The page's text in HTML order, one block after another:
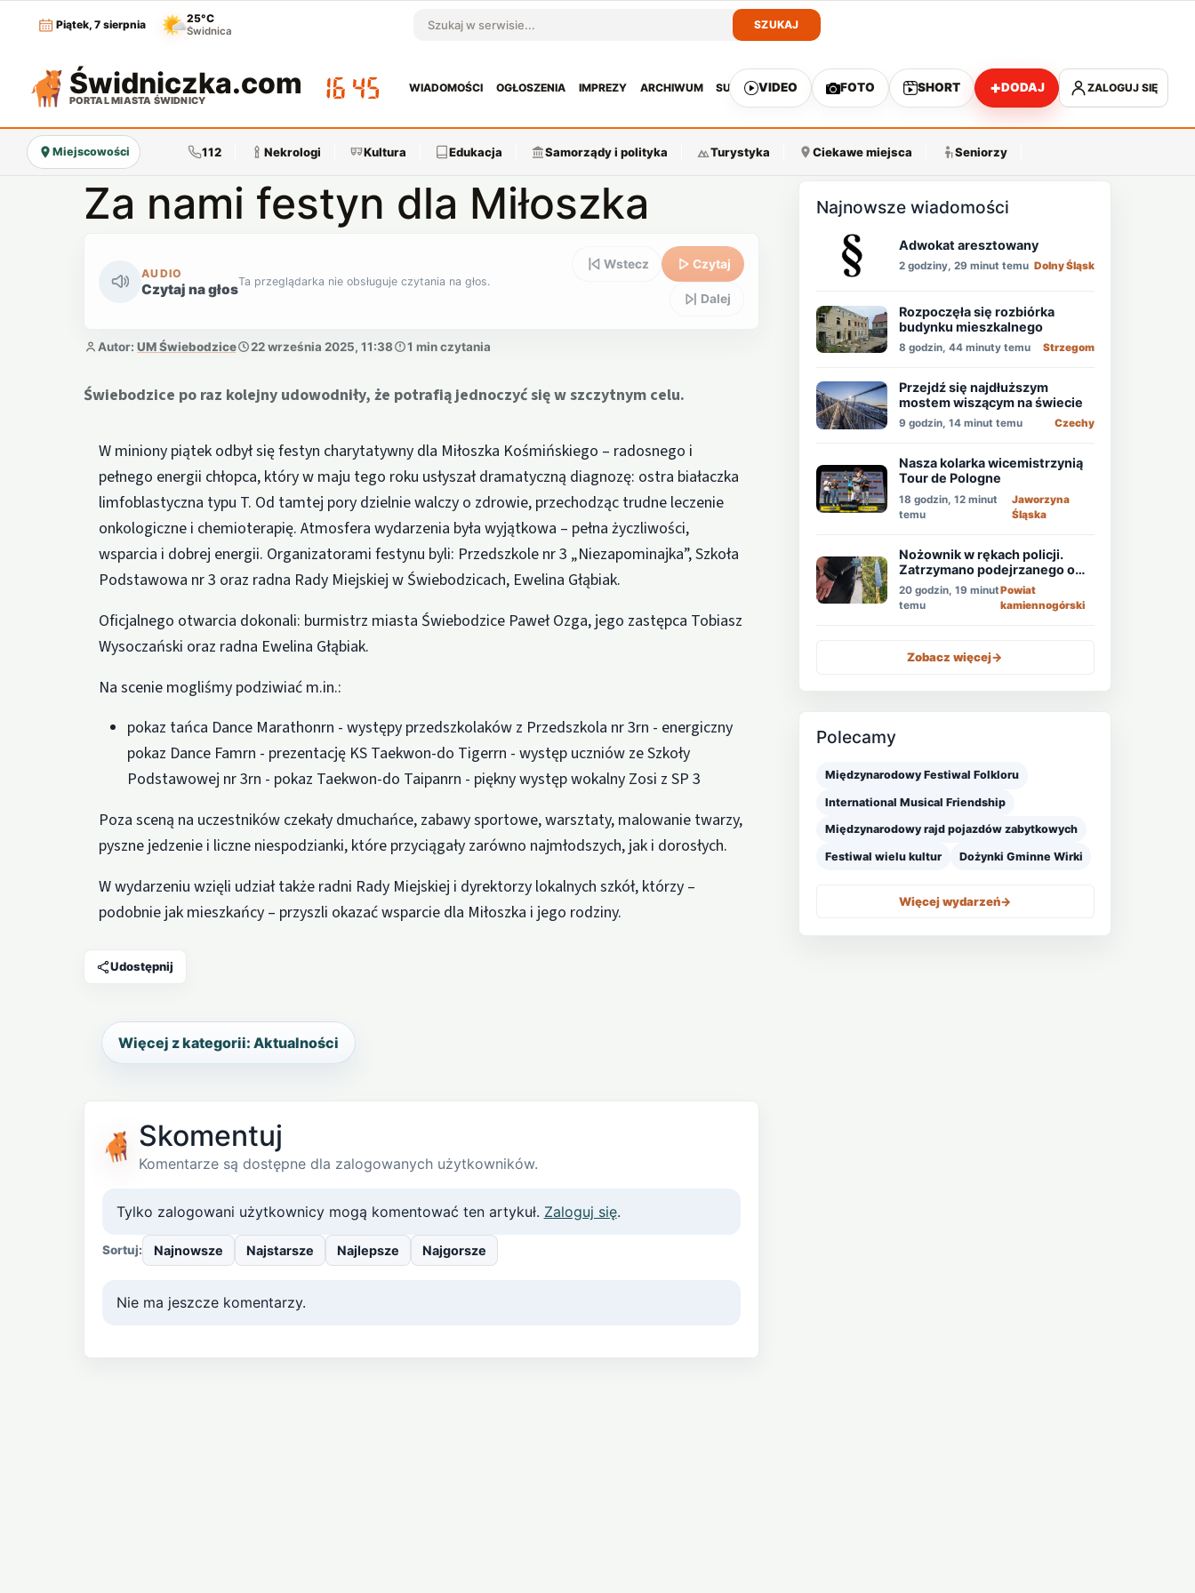
Piątek, 7 sierpnia
25°C
Świdnica Szukaj w serwisie
SZUKAJ
Świdniczka.com
PORTAL MIASTA ŚWIDNICY 16:45
WIADOMOŚCI OGŁOSZENIA IMPREZY ARCHIWUM SUBSKRYPCJA
VIDEO FOTO SHORT +DODAJ ZALOGUJ SIĘ
Miejscowości 112 Nekrologi Kultura Edukacja Samorządy i polityka Turystyka Ciekawe miejsca Seniorzy
Za nami festyn dla Miłoszka
AUDIO
Czytaj na głosTa przeglądarka nie obsługuje czytania na głos.
Wstecz Czytaj
Dalej
Autor: UM Świebodzice 22 września 2025, 11:38 1 min czytania
Świebodzice po raz kolejny udowodniły, że potrafią jednoczyć się w szczytnym celu.
W miniony piątek odbył się festyn charytatywny dla Miłoszka Kośmińskiego – radosnego i
pełnego energii chłopca, który w maju tego roku usłyszał dramatyczną diagnozę: ostra białaczka
limfoblastyczna typu T. Od tamtej pory dzielnie walczy o zdrowie, przechodząc trudne leczenie
onkologiczne i chemioterapię. Atmosfera wydarzenia była wyjątkowa – pełna życzliwości,
wsparcia i dobrej energii. Organizatorami festynu byli: Przedszkole nr 3 „Niezapominajka”, Szkoła
Podstawowa nr 3 oraz radna Rady Miejskiej w Świebodzicach, Ewelina Głąbiak.
Oficjalnego otwarcia dokonali: burmistrz miasta Świebodzice Paweł Ozga, jego zastępca Tobiasz
Wysoczański oraz radna Ewelina Głąbiak.
Na scenie mogliśmy podziwiać m.in.:
pokaz tańca Dance Marathonrn - występy przedszkolaków z Przedszkola nr 3rn - energiczny
pokaz Dance Famrn - prezentację KS Taekwon-do Tigerrn - występ uczniów ze Szkoły
Podstawowej nr 3rn - pokaz Taekwon-do Taipanrn - piękny występ wokalny Zosi z SP 3
Poza sceną na uczestników czekały dmuchańce, zabawy sportowe, warsztaty, malowanie twarzy,
pyszne jedzenie i liczne niespodzianki, które przyciągały zarówno najmłodszych, jak i dorosłych.
W wydarzeniu wzięli udział także radni Rady Miejskiej i dyrektorzy lokalnych szkół, którzy –
podobnie jak mieszkańcy – przyszli okazać wsparcie dla Miłoszka i jego rodziny.
Udostępnij
Więcej z kategorii: Aktualności
Skomentuj
Komentarze są dostępne dla zalogowanych użytkowników.
Tylko zalogowani użytkownicy mogą komentować ten artykuł. Zaloguj się.
Sortuj: Najnowsze Najstarsze Najlepsze Najgorsze
Nie ma jeszcze komentarzy.
Najnowsze wiadomości
Adwokat aresztowany
2 godziny, 29 minut temu Dolny Śląsk
Rozpoczęła się rozbiórka
budynku mieszkalnego
8 godzin, 44 minuty temu Strzegom
Przejdź się najdłuższym
mostem wiszącym na świecie
9 godzin, 14 minut temu Czechy
Nasza kolarka wicemistrzynią
Tour de Pologne
18 godzin, 12 minut
temu
Jaworzyna
Śląska
Nożownik w rękach policji.
Zatrzymano podejrzanego o
usiłowanie zabójstwa!
20 godzin, 19 minut
temu
Powiat
kamiennogórski
Zobacz więcej->
Polecamy
Międzynarodowy Festiwal Folkloru
International Musical Friendship
Międzynarodowy rajd pojazdów zabytkowych
Festiwal wielu kultur Dożynki Gminne Wirki
Więcej wydarzeń->